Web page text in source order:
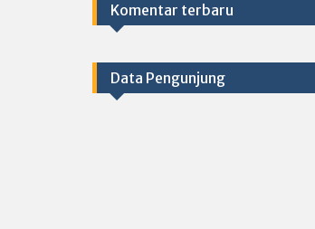
Komentar terbaru
Data Pengunjung